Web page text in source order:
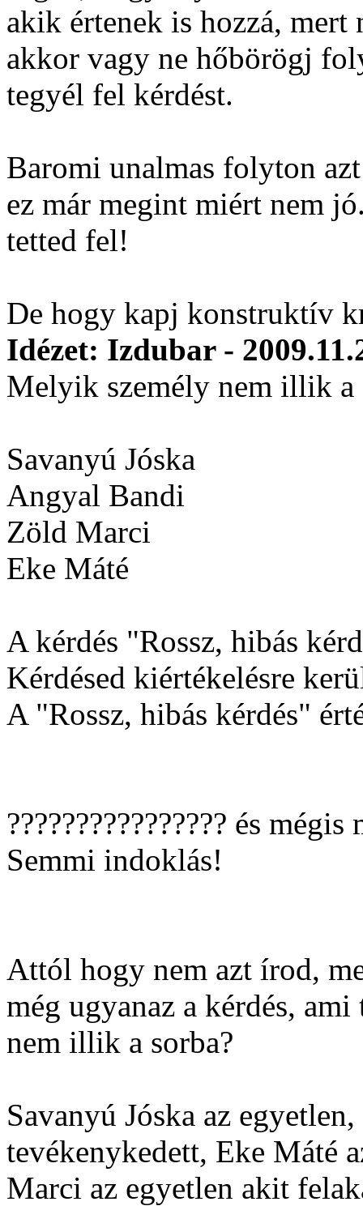
akik értenek is hozzá, mert
akkor vagy ne hőbörögj
tegyél fel kérdést.
Baromi unalmas folyton
ez már megint miért nem
tetted fel!
De hogy kapj konstruktív
Idézet: Izdubar -
Melyik személy nem illik a
Savanyú Jóska
Angyal Bandi
Zöld Marci
Eke Máté
A kérdés "Rossz, hibás
Kérdésed kiértékelésre
A "Rossz, hibás kérdés"
???????????????? és
Semmi indoklás!
Attól hogy nem azt írod,
még ugyanaz a kérdés,
nem illik a sorba?
Savanyú Jóska az
tevékenykedett, Eke Máté
Marci az egyetlen akit